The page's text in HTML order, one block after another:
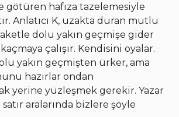
götüren hafıza tazelemesiyle
Anlatıcı K, uzakta duran mutlu
dolu yakın geçmişe gider
kaçmaya çalışır. Kendisini oyalar.
yakın geçmişten ürker, ama
hazırlar ondan
yerine yüzleşmek gerekir. Yazar
aralarında bizlere şöyle